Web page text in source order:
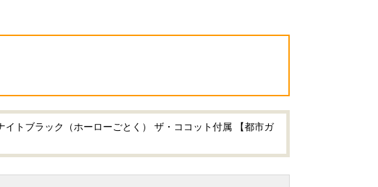
トブラック（ホーローごとく） ザ・ココット付属 【都市ガ